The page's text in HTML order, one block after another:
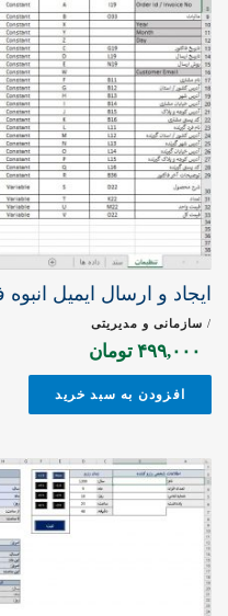
ایجاد و ارسال ایمیل
/ سازمانی و مدیریتی
۴۹۹,۰۰۰ تومان
افزودن به سبد خرید